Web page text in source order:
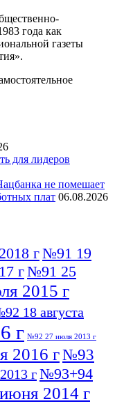
года как
газеты
для лидеров
не помешает
плат 06.08.2026
г№91 19
г№91 25
2015 г
18 августа
г №92 27 июля 2013 г
2016 г№93
г№93+94
2014 г